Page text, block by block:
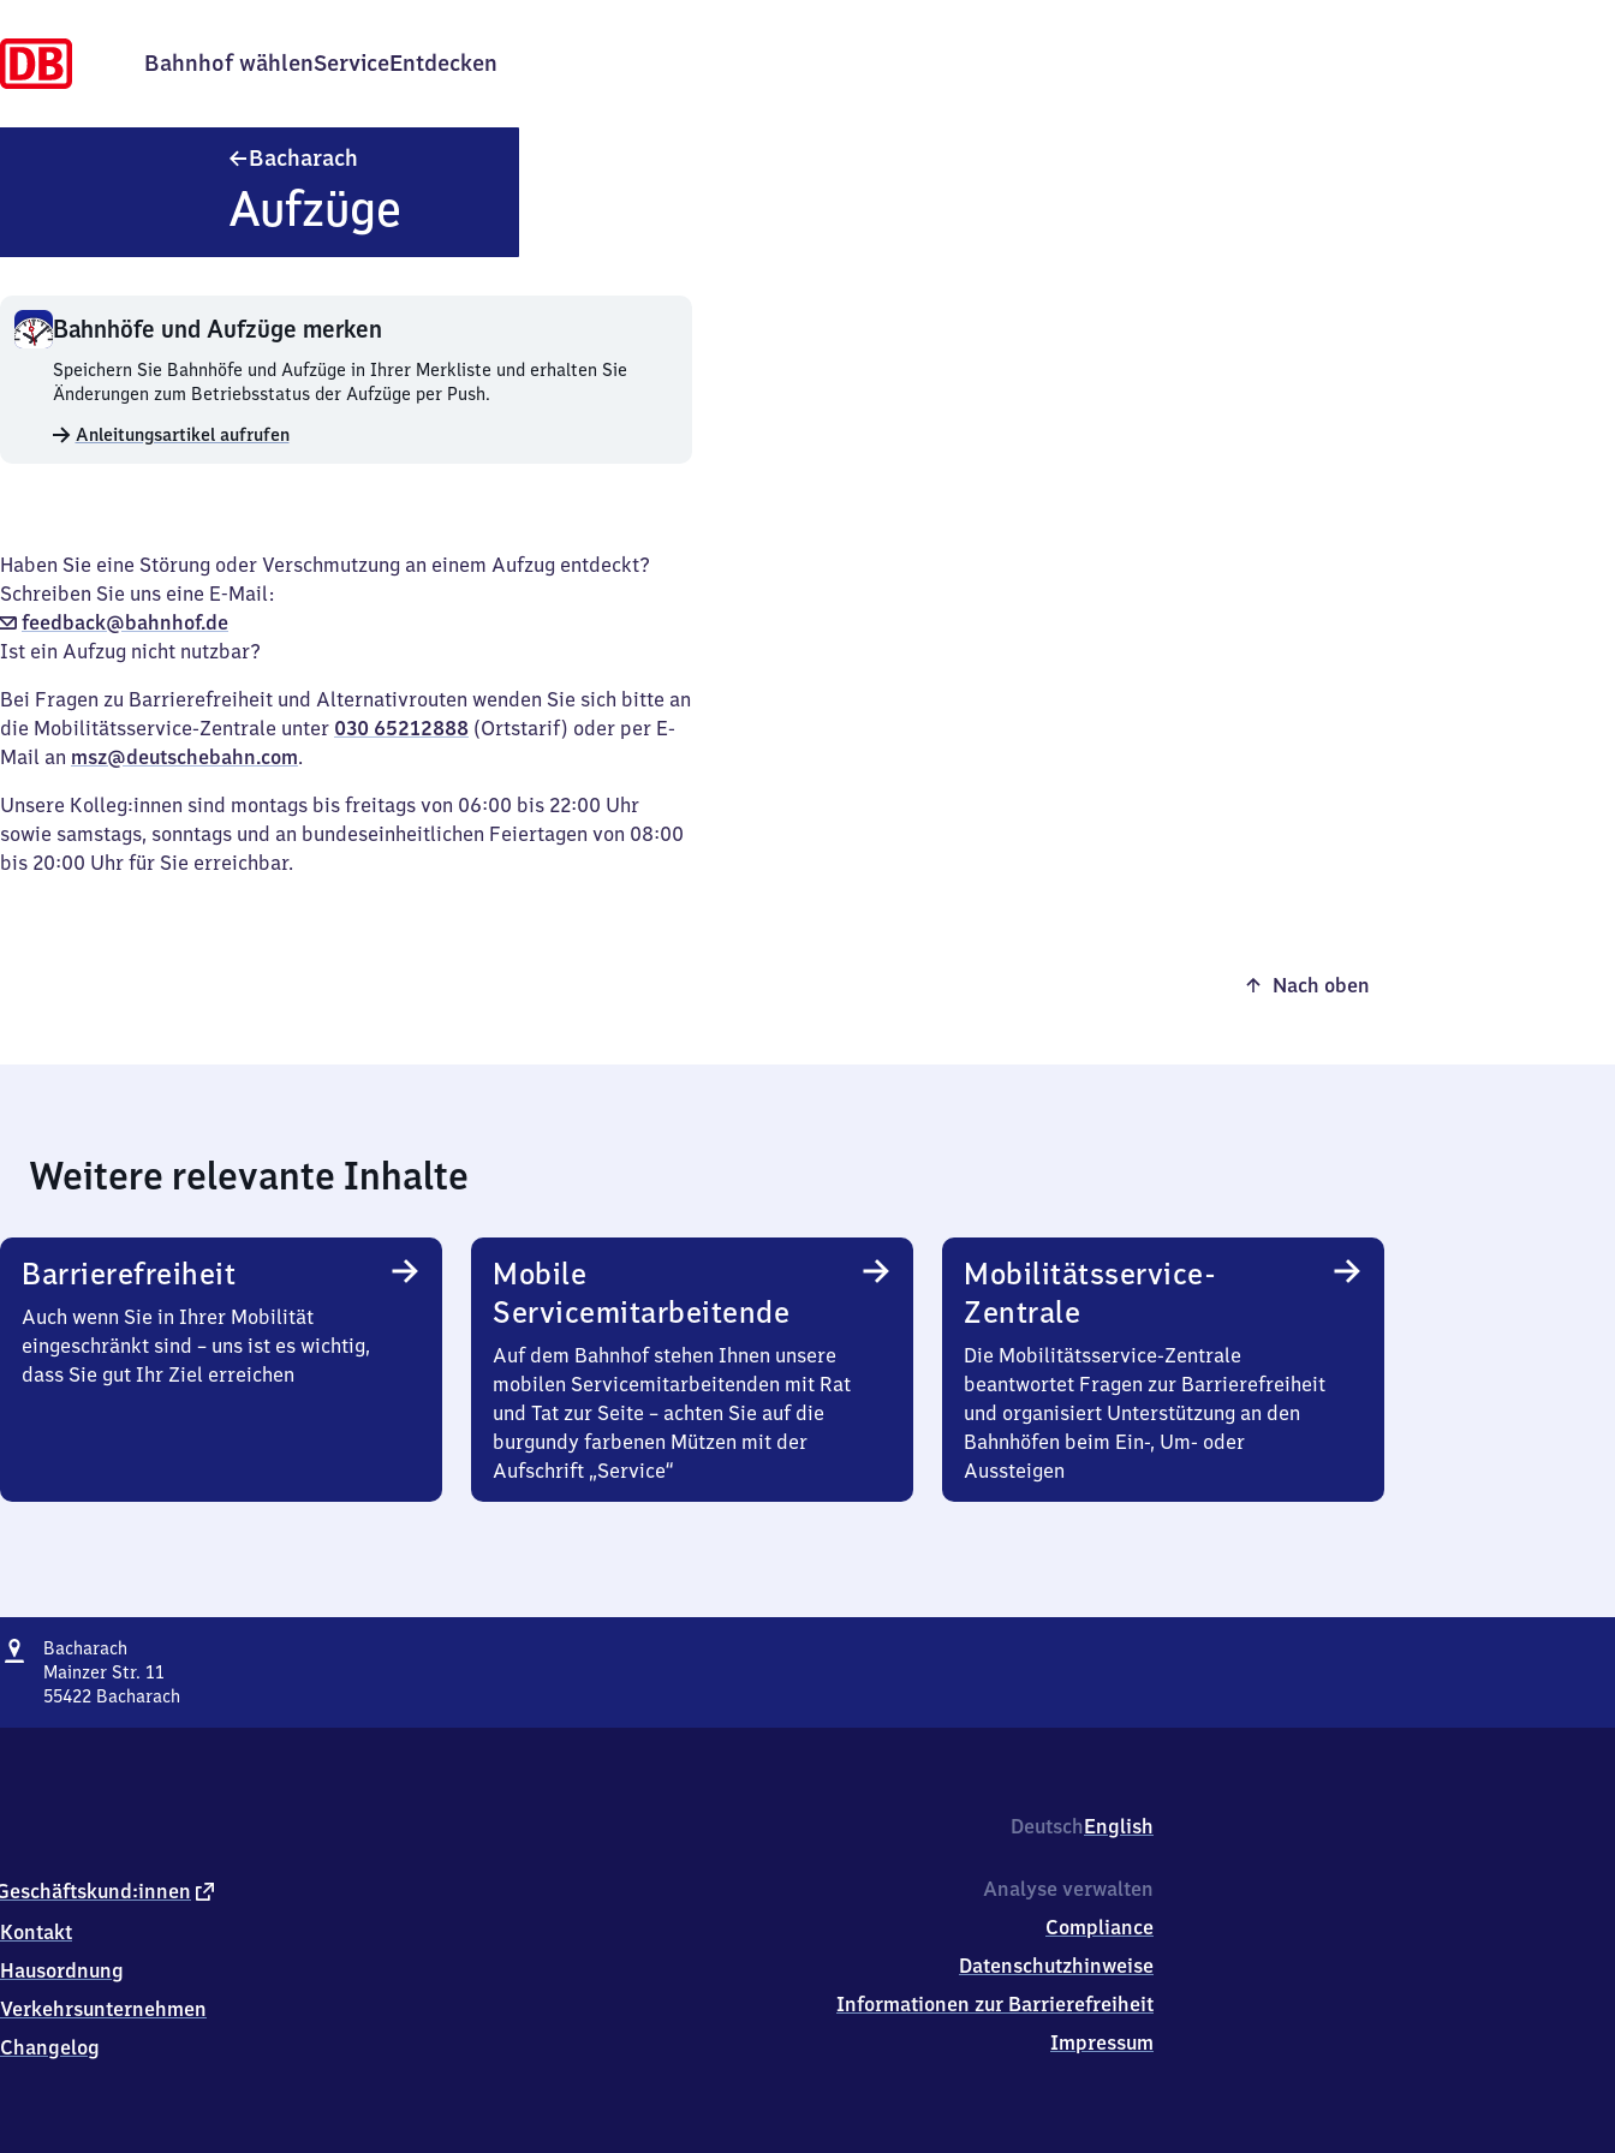
Bahnhof wählenServiceEntdecken
Bacharach
Aufzüge
Bahnhöfe und Aufzüge merken
Bahnhöfe
und
merken.
Speichern Sie Bahnhöfe und Aufzüge in Ihrer Merkliste und erhalten Sie
Änderungen zum Betriebsstatus der Aufzüge per Push.
Anleitungsartikel aufrufen
Haben Sie eine Störung oder Verschmutzung an einem Aufzug entdeckt?
Schreiben Sie uns eine E-Mail:
feedback@bahnhof.de
Ist ein Aufzug nicht nutzbar?
Bei Fragen zu Barrierefreiheit und Alternativrouten wenden Sie sich bitte an
die Mobilitätsservice-Zentrale unter 030 65212888 (Ortstarif) oder per E-
Mail an msz@deutschebahn.com.
Unsere Kolleg:innen sind montags bis freitags von 06:00 bis 22:00 Uhr
sowie samstags, sonntags und an bundeseinheitlichen Feiertagen von 08:00
bis 20:00 Uhr für Sie erreichbar.
Nach oben
Weitere relevante Inhalte
Barrierefreiheit
Auch wenn Sie in Ihrer Mobilität
eingeschränkt sind – uns ist es wichtig,
dass Sie gut Ihr Ziel erreichen
Mobile
Servicemitarbeitende
Auf dem Bahnhof stehen Ihnen unsere
mobilen Servicemitarbeitenden mit Rat
und Tat zur Seite – achten Sie auf die
burgundy farbenen Mützen mit der
Aufschrift „Service“
Mobilitätsservice-
Zentrale
Die Mobilitätsservice-Zentrale
beantwortet Fragen zur Barrierefreiheit
und organisiert Unterstützung an den
Bahnhöfen beim Ein-, Um- oder
Aussteigen
Adresse
Bacharach
Mainzer Str. 11
55422 Bacharach
2
Bacharach
DeutschEnglish
externer
Kontakt
Hausordnung
Verkehrsunternehmen
Changelog
Analyse verwalten
Compliance
Datenschutzhinweise
Informationen zur Barrierefreiheit
Impressum